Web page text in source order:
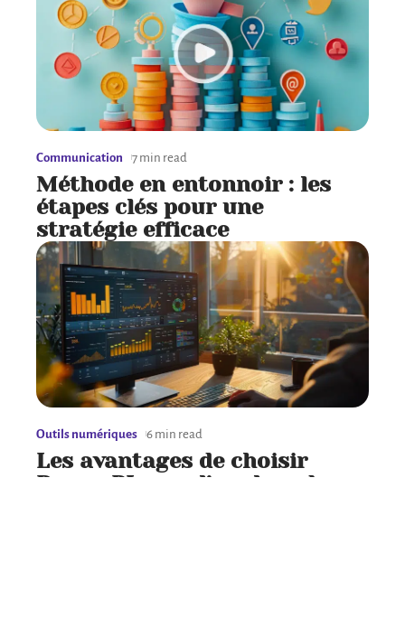
Communication 7 min read
Méthode en entonnoir : les
étapes clés pour une
stratégie efficace
Outils numériques 6 min read
Les avantages de choisir
Power BI pour l’analyse de